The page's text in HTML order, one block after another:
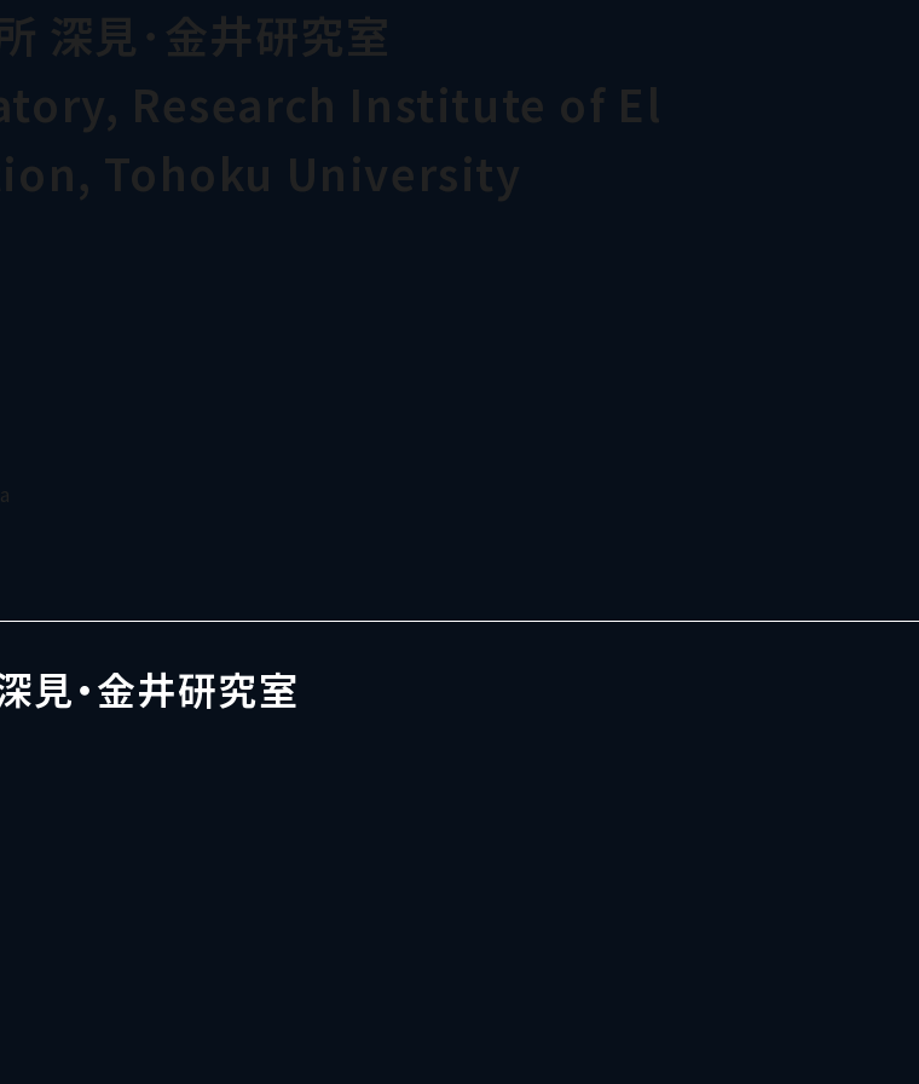
深見･金井研究室
Research Institute of El
Tohoku University
見・金井研究室